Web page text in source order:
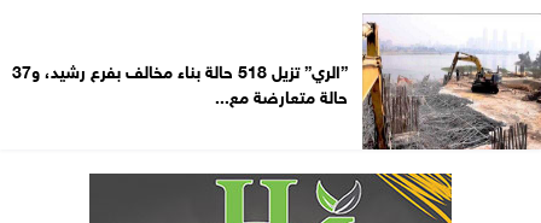
”الري” تزيل 518 حالة بناء مخالف بفرع رشيد، و37
حالة متعارضة مع...